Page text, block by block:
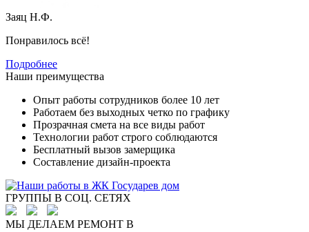
Заяц Н.Ф.
Понравилось всё!
Подробнее
Наши преимущества
Опыт работы сотрудников более 10 лет
Работаем без выходных четко по графику
Прозрачная смета на все виды работ
Технологии работ строго соблюдаются
Бесплатный вызов замерщика
Составление дизайн-проекта
ГРУППЫ В СОЦ. СЕТЯХ
МЫ ДЕЛАЕМ РЕМОНТ В